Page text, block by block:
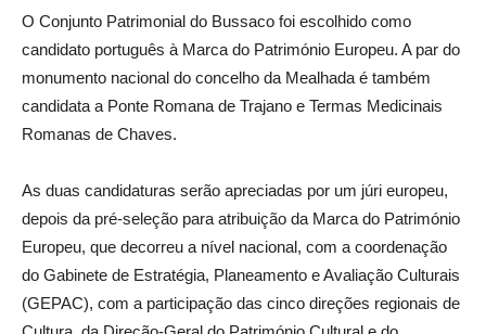
O Conjunto Patrimonial do Bussaco foi escolhido como
candidato português à Marca do Património Europeu. A par do
monumento nacional do concelho da Mealhada é também
candidata a Ponte Romana de Trajano e Termas Medicinais
Romanas de Chaves.
As duas candidaturas serão apreciadas por um júri europeu,
depois da pré-seleção para atribuição da Marca do Património
Europeu, que decorreu a nível nacional, com a coordenação
do Gabinete de Estratégia, Planeamento e Avaliação Culturais
(GEPAC), com a participação das cinco direções regionais de